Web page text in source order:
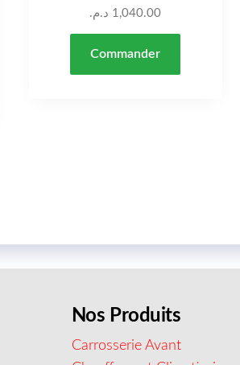
1,040.00 د.م.
Commander
Nos Produits
Carrosserie Avant